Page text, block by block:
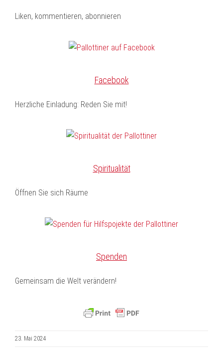
Liken, kommentieren, abonnieren
Facebook
Herzliche Einladung: Reden Sie mit!
Spiritualität
Öffnen Sie sich Räume
Spenden
Gemeinsam die Welt verändern!
23. Mai 2024